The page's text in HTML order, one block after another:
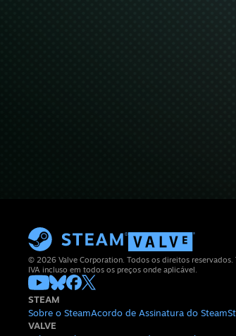
© 2026 Valve Corporation. Todos os direitos reservados.
IVA incluso em todos os preços onde aplicável.
STEAM
Sobre o SteamAcordo de Assinatura do Steam
VALVE